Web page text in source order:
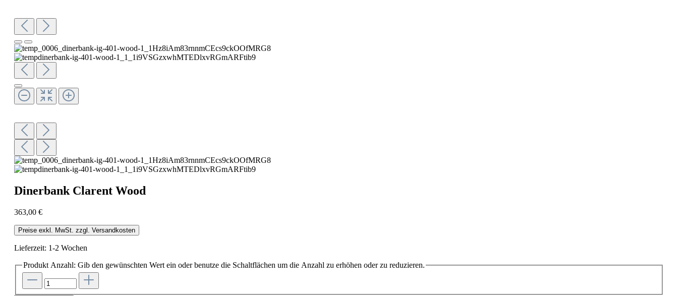
Dinerbank Clarent Wood
363,00 €
Preise exkl. MwSt. zzgl. Versandkosten
Lieferzeit: 1-2 Wochen
Produkt Anzahl: Gib den gewünschten Wert ein oder benutze die Schaltflächen um die Anzahl zu erhöhen oder zu reduzieren.